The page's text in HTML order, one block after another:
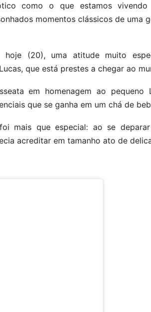
como o que estamos
momentos clássicos de uma
(20), uma atitude muito
que está prestes a chegar ao
em homenagem ao pequeno
que se ganha em um chá de
mais que especial: ao se
acreditar em tamanho ato de